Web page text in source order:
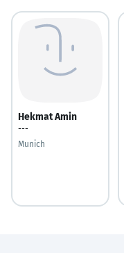
Hekmat Amin
---
Munich